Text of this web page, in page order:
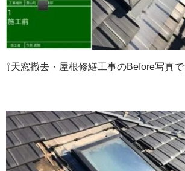
⇧天窓撤去・屋根修繕工事のBefore写真